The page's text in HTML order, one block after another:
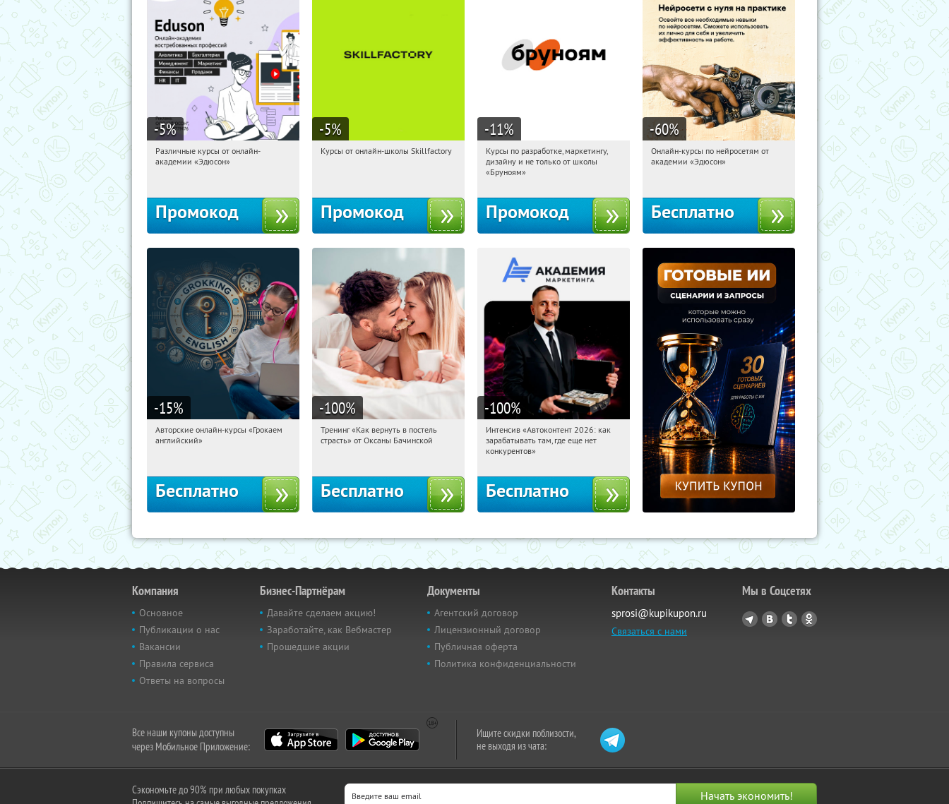
-5%
00:08:10 Получили:
Различные курсы от онлайн-
академии «Эдюсон»
Промокод
-5%
00:08:10
Получи первым!
Курсы от онлайн-школы Skillfactory
Промокод
-11%
00:08:10
Получи первым!
Россия
Курсы по разработке, маркетингу,
дизайну и не только от школы
«Бруноям»
Промокод
-60%
00:08:10 Получили:
Онлайн-курсы по нейросетям от
академии «Эдюсон»
Бесплатно
-15%
00:08:10 Получили:
Авторские онлайн-курсы «Грокаем
английский»
Бесплатно
-100%
00:08:10 Получили:
Тренинг «Как вернуть в постель
страсть» от Оксаны Бачинской
Бесплатно
-100%
00:08:10 Получили:
Россия
Интенсив «Автоконтент 2026: как
зарабатывать там, где еще нет
конкурентов»
Бесплатно
Компания
Основное
Публикации о нас
Вакансии
Правила сервиса
Ответы на вопросы
Бизнес-Партнёрам
Давайте сделаем акцию!
Заработайте, как Вебмастер
Прошедшие акции
Документы
Агентский договор
Лицензионный договор
Публичная оферта
Политика конфиденциальности
Контакты
sprosi@kupikupon.ru
Связаться с нами
Мы в Соцсетях
Все наши купоны доступны
через Мобильное Приложение:
Ищите скидки поблизости,
не выходя из чата:
Сэкономьте до 90% при любых покупках